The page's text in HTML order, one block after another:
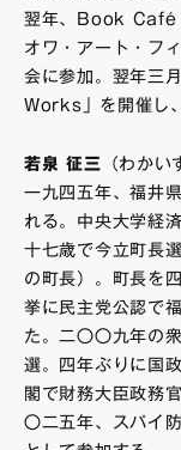
翌年、Book Café
オワ・アート・フ
会に参加。翌年三
Works」を開催し
若泉 征三 （わかい
一九四五年、福井
れる。中央大学経
十七歳で今立町長
の町長）。町長を
挙に民主党公認で
た。二〇〇九年の
選。四年ぶりに国
閣で財務大臣政務
〇二五年、スパイ